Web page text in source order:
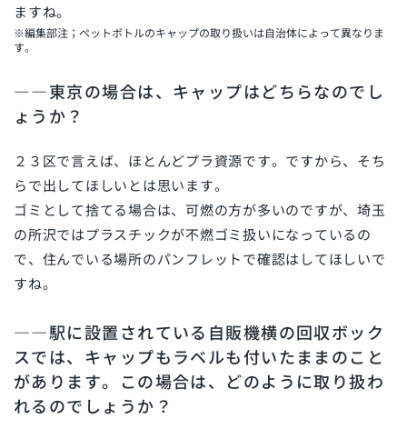
ますね。
※編集部注；ペットボトルのキャップの取り扱いは自治体によって異なりま
す。
――東京の場合は、キャップはどちらなのでし
ょうか？
２３区で言えば、ほとんどプラ資源です。ですから、そち
らで出してほしいとは思います。
ゴミとして捨てる場合は、可燃の方が多いのですが、埼玉
の所沢ではプラスチックが不燃ゴミ扱いになっているの
で、住んでいる場所のパンフレットで確認はしてほしいで
すね。
――駅に設置されている自販機横の回収ボック
スでは、キャップもラベルも付いたままのこと
があります。この場合は、どのように取り扱わ
れるのでしょうか？